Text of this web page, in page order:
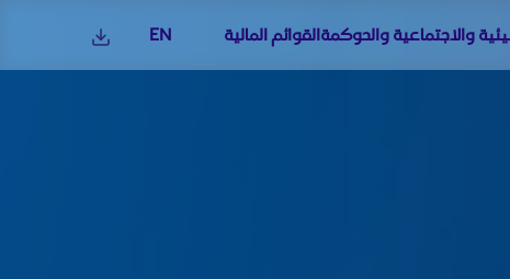
والاجتماعية والحوكمةالقوائم المالية EN